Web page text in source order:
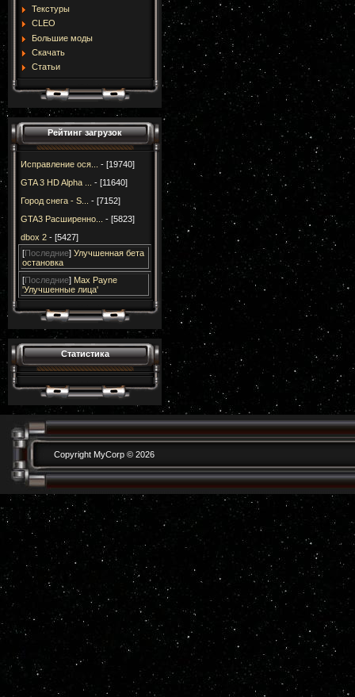
Текстуры
CLEO
Большие моды
Скачать
Статьи
Рейтинг загрузок
Исправление ося...
- [19740]
GTA 3 HD Alpha ...
- [11640]
Город снега - S...
- [7152]
GTA3 Расширенно...
- [5823]
dbox 2 - [5427]
[Последние] Улучшенная бета
остановка
[Последние] Max Payne
'Улучшенные лица'
Статистика
Copyright MyCorp © 2026